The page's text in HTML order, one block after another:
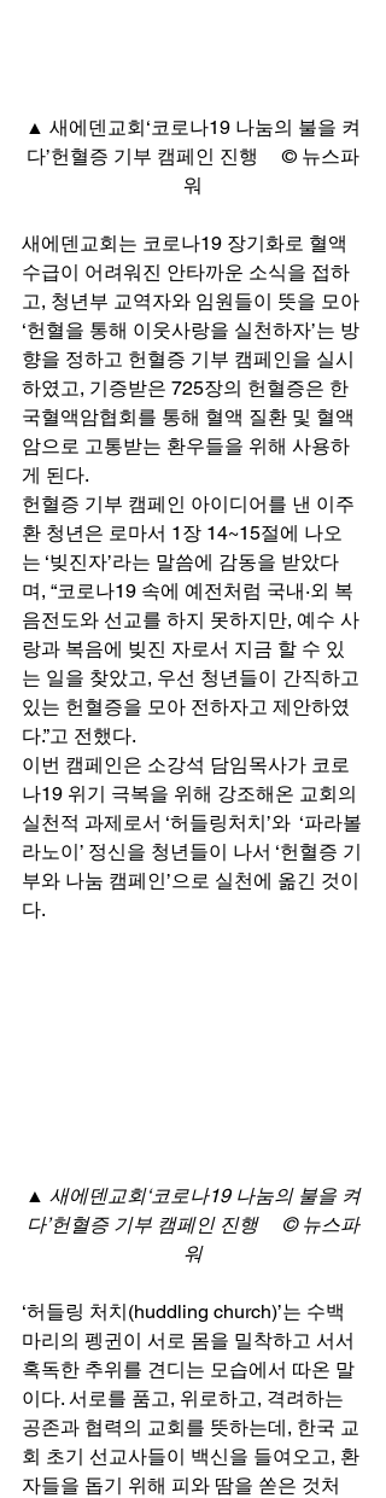
▲ 새에덴교회‘코로나19 나눔의 불을 켜
다’헌혈증 기부 캠페인 진행     © 뉴스파
워
새에덴교회는 코로나19 장기화로 혈액
수급이 어려워진 안타까운 소식을 접하
고, 청년부 교역자와 임원들이 뜻을 모아
‘헌혈을 통해 이웃사랑을 실천하자’는 방
향을 정하고 헌혈증 기부 캠페인을 실시
하였고, 기증받은 725장의 헌혈증은 한
국혈액암협회를 통해 혈액 질환 및 혈액
암으로 고통받는 환우들을 위해 사용하
게 된다.
헌혈증 기부 캠페인 아이디어를 낸 이주
환 청년은 로마서 1장 14~15절에 나오
는 ‘빚진자’라는 말씀에 감동을 받았다
며, “코로나19 속에 예전처럼 국내·외 복
음전도와 선교를 하지 못하지만, 예수 사
랑과 복음에 빚진 자로서 지금 할 수 있
는 일을 찾았고, 우선 청년들이 간직하고
있는 헌혈증을 모아 전하자고 제안하였
다.”고 전했다.
이번 캠페인은 소강석 담임목사가 코로
나19 위기 극복을 위해 강조해온 교회의
실천적 과제로서 ‘허들링처치’와  ‘파라볼
라노이’ 정신을 청년들이 나서 ‘헌혈증 기
부와 나눔 캠페인’으로 실천에 옮긴 것이
다.
▲ 새에덴교회‘코로나19 나눔의 불을 켜
다’헌혈증 기부 캠페인 진행     © 뉴스파
워
‘허들링 처치(huddling church)’는 수백
마리의 펭귄이 서로 몸을 밀착하고 서서
혹독한 추위를 견디는 모습에서 따온 말
이다. 서로를 품고, 위로하고, 격려하는
공존과 협력의 교회를 뜻하는데, 한국 교
회 초기 선교사들이 백신을 들여오고, 환
자들을 돕기 위해 피와 땀을 쏟은 것처